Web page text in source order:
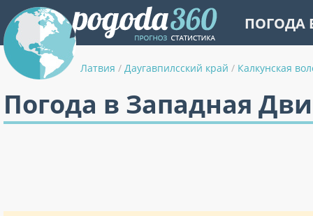
ПОГОДА
Латвия / Даугавпилсский край / Калкунская
Погода в Западная